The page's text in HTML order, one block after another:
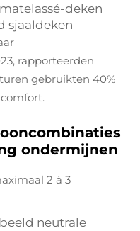
deken
sjaaldeken
rapporteerden
gebruikten 40%
ondermijnen
2 à 3
neutrale